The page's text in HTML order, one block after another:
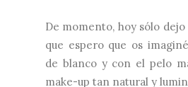
De momento, hoy sólo
que espero que os
de blanco y con el pelo
make-up tan natural y